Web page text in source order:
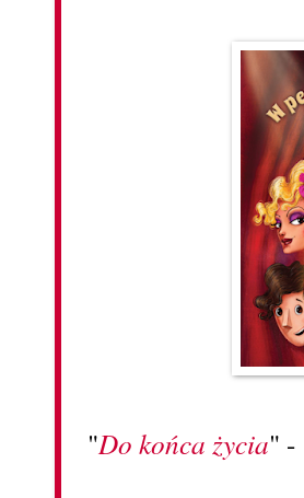
"Do końca życia" -